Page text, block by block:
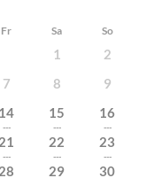
Fr Sa So
1
2
7 8
9
14
---
15
---
16
---
21
---
22
---
23
---
28 29 30